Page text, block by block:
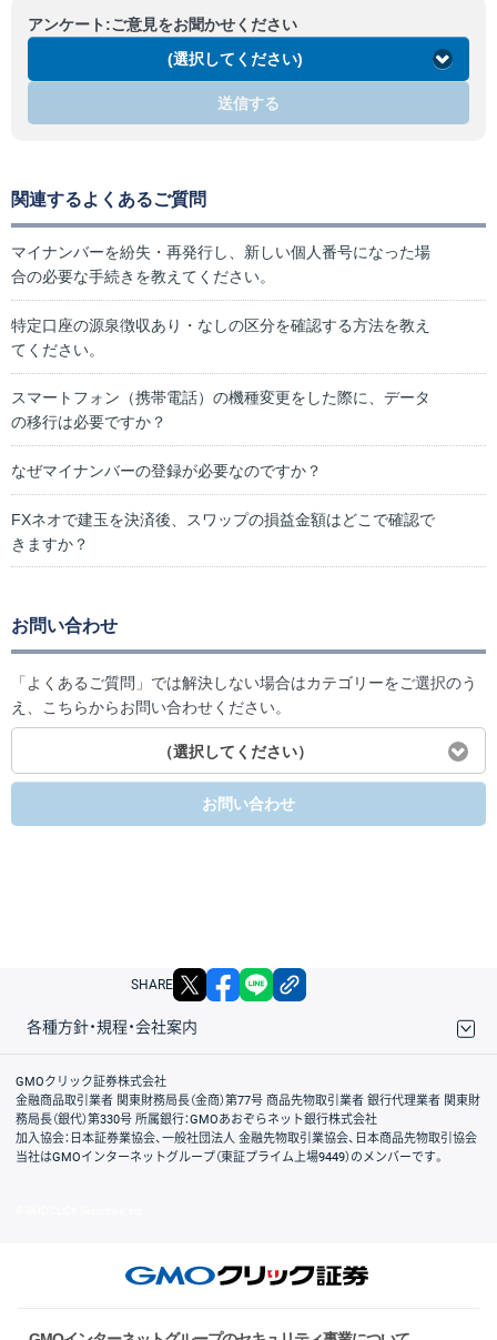
アンケート:ご意見をお聞かせください
(選択してください)
送信する
関連するよくあるご質問
マイナンバーを紛失・再発行し、新しい個人番号になった場
合の必要な手続きを教えてください。
特定口座の源泉徴収あり・なしの区分を確認する方法を教え
てください。
スマートフォン（携帯電話）の機種変更をした際に、データ
の移行は必要ですか？
なぜマイナンバーの登録が必要なのですか？
FXネオで建玉を決済後、スワップの損益金額はどこで確認で
きますか？
お問い合わせ
「よくあるご質問」では解決しない場合はカテゴリーをご選択のう
え、こちらからお問い合わせください。
（選択してください）
お問い合わせ
SHARE X facebook
各種方針・規程・会社案内
取引規程・約款
サイトマップ
その他のご案内
個人情報保護方針
最良執行方針
サイトのご利用について
ディスクレイマー
信託保全
リスク説明
会社案内
GMOクリック証券株式会社
金融商品取引業者 関東財務局長（金商）第77号 商品先物取引業者 銀行代理業者 関東財
務局長（銀代）第330号 所属銀行：GMOあおぞらネット銀行株式会社
加入協会：日本証券業協会、一般社団法人 金融先物取引業協会、日本商品先物取引協会
当社はGMOインターネットグループ（東証プライム上場9449）のメンバーです。